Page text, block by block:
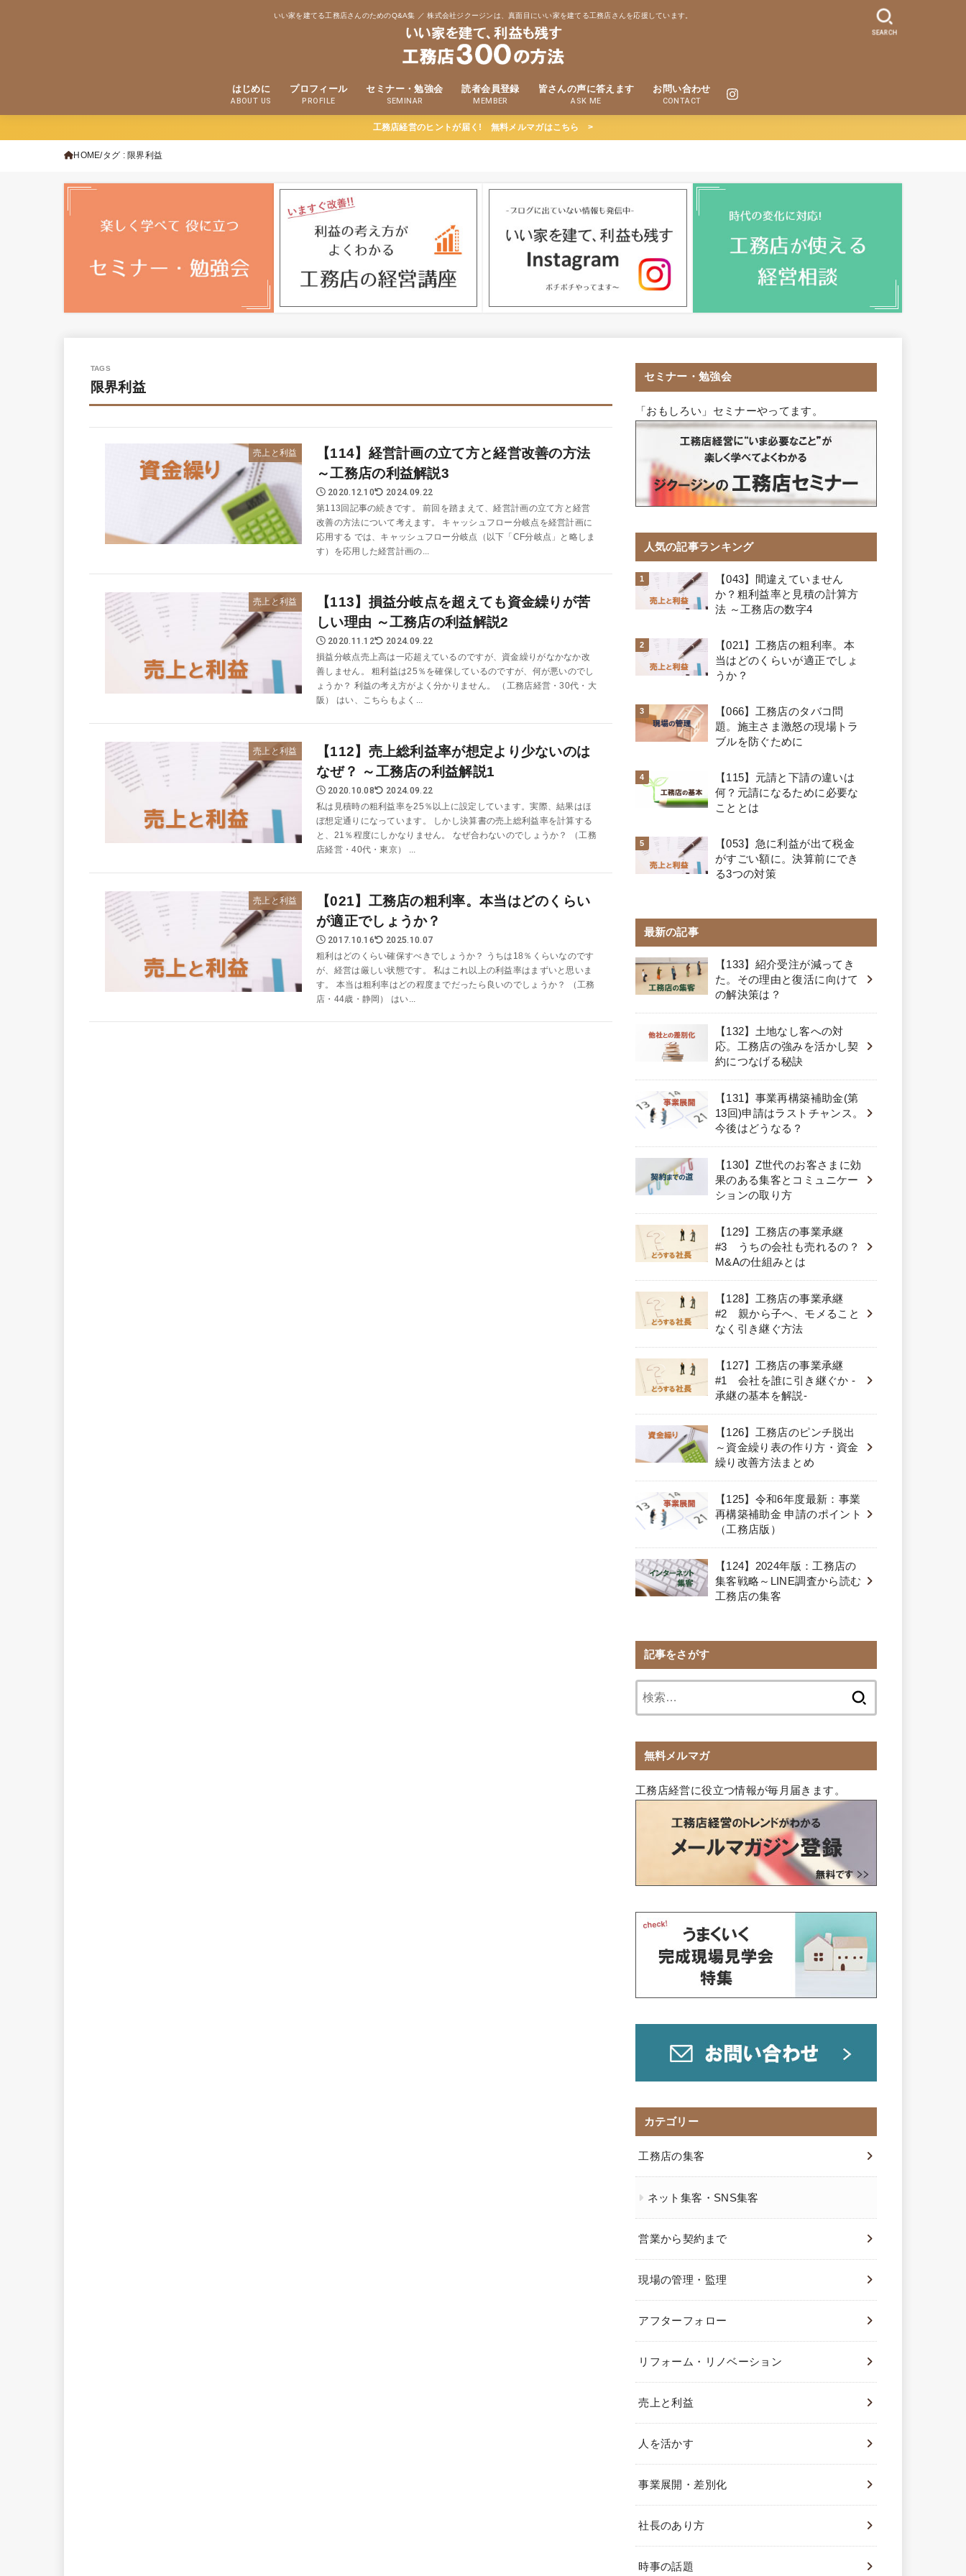
いい家を建てる工務店さんのためのQ&A集 ／ 株式会社ジクージンは、真面目にいい家を建てる工務店さんを応援しています。
はじめに
ABOUT US
プロフィール
PROFILE
セミナー・勉強会
SEMINAR
読者会員登録
MEMBER
皆さんの声に答えます
ASK ME
お問い合わせ
CONTACT
SEARCH
工務店経営のヒントが届く! 無料メルマガはこちら >
HOME タグ : 限界利益
限界利益
売上と利益
【114】経営計画の立て方と経営改善の方法
～工務店の利益解説3
2020.12.10 2024.09.22
第113回記事の続きです。 前回を踏まえて、経営計画の立て方と経営
改善の方法について考えます。 キャッシュフロー分岐点を経営計画に
応用する では、キャッシュフロー分岐点（以下「CF分岐点」と略しま
す）を応用した経営計画の...
売上と利益
【113】損益分岐点を超えても資金繰りが苦
しい理由 ～工務店の利益解説2
2020.11.12 2024.09.22
損益分岐点売上高は一応超えているのですが、資金繰りがなかなか改
善しません。 粗利益は25％を確保しているのですが、何が悪いのでし
ょうか？ 利益の考え方がよく分かりません。 （工務店経営・30代・大
阪） はい、こちらもよく...
売上と利益
【112】売上総利益率が想定より少ないのは
なぜ？ ～工務店の利益解説1
2020.10.08 2024.09.22
私は見積時の粗利益率を25％以上に設定しています。実際、結果はほ
ぼ想定通りになっています。 しかし決算書の売上総利益率を計算する
と、21％程度にしかなりません。 なぜ合わないのでしょうか？ （工務
店経営・40代・東京） ...
売上と利益
【021】工務店の粗利率。本当はどのくらい
が適正でしょうか？
2017.10.16 2025.10.07
粗利はどのくらい確保すべきでしょうか？ うちは18％くらいなのです
が、経営は厳しい状態です。 私はこれ以上の利益率はまずいと思いま
す。 本当は粗利率はどの程度までだったら良いのでしょうか？ （工務
店・44歳・静岡） はい...
セミナー・勉強会
「おもしろい」セミナーやってます。
人気の記事ランキング
【043】間違えていません
か？粗利益率と見積の計算方
法 ～工務店の数字4
【021】工務店の粗利率。本
当はどのくらいが適正でしょ
うか？
【066】工務店のタバコ問
題。施主さま激怒の現場トラ
ブルを防ぐために
【115】元請と下請の違いは
何？元請になるために必要な
こととは
【053】急に利益が出て税金
がすごい額に。決算前にでき
る3つの対策
最新の記事
【133】紹介受注が減ってき
た。その理由と復活に向けて
の解決策は？
【132】土地なし客への対
応。工務店の強みを活かし契
約につなげる秘訣
【131】事業再構築補助金(第
13回)申請はラストチャンス。
今後はどうなる？
【130】Z世代のお客さまに効
果のある集客とコミュニケー
ションの取り方
【129】工務店の事業承継
#3 うちの会社も売れるの？
M&Aの仕組みとは
【128】工務店の事業承継
#2 親から子へ、モメること
なく引き継ぐ方法
【127】工務店の事業承継
#1 会社を誰に引き継ぐか -
承継の基本を解説-
【126】工務店のピンチ脱出
～資金繰り表の作り方・資金
繰り改善方法まとめ
【125】令和6年度最新：事業
再構築補助金 申請のポイント
（工務店版）
【124】2024年版：工務店の
集客戦略～LINE調査から読む
工務店の集客
記事をさがす
無料メルマガ
工務店経営に役立つ情報が毎月届きます。
カテゴリー
工務店の集客
ネット集客・SNS集客
営業から契約まで
現場の管理・監理
アフターフォロー
リフォーム・リノベーション
売上と利益
人を活かす
事業展開・差別化
社長のあり方
時事の話題